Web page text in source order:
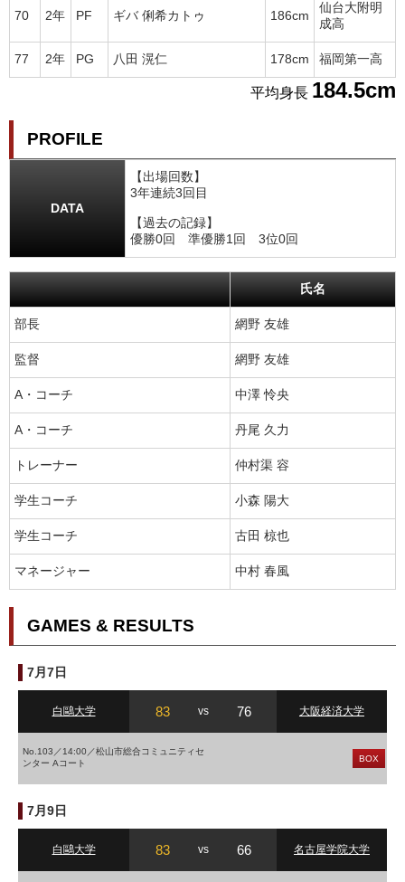
70 2年 PF ギバ 俐希カトゥ 186cm
仙台大附明
成高
77 2年 PG 八田 滉仁 178cm 福岡第一高
平均身長 184.5cm
PROFILE
DATA
【出場回数】
3年連続3回目
【過去の記録】
優勝0回 準優勝1回 3位0回
氏名
部長 網野 友雄
監督 網野 友雄
A・コーチ 中澤 怜央
A・コーチ 丹尾 久力
トレーナー 仲村渠 容
学生コーチ 小森 陽大
学生コーチ 古田 椋也
マネージャー 中村 春風
GAMES & RESULTS
7月7日
白鷗大学 83 vs 76 大阪経済大学
No.103／14:00／松山市総合コミュニティセ
ンター Aコート
BOX
7月9日
白鷗大学 83 vs 66 名古屋学院大学